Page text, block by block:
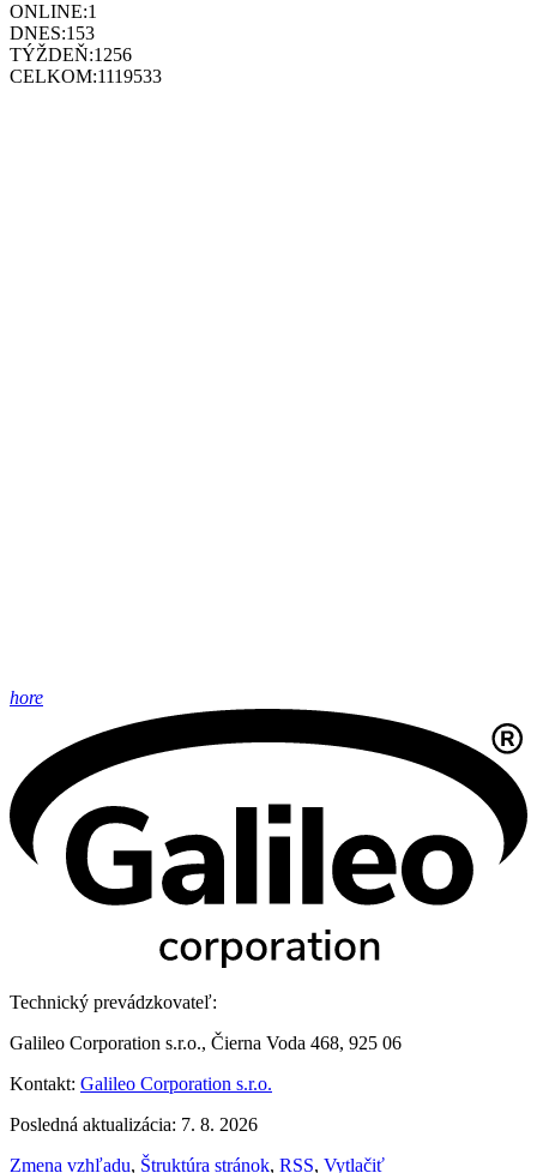
ONLINE:1
DNES:153
TÝŽDEŇ:1256
CELKOM:1119533
hore
Technický prevádzkovateľ:
Galileo Corporation s.r.o., Čierna Voda 468, 925 06
Kontakt: Galileo Corporation s.r.o.
Posledná aktualizácia: 7. 8. 2026
Zmena vzhľadu, Štruktúra stránok, RSS, Vytlačiť